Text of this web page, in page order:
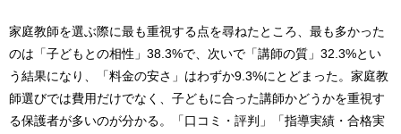
家庭教師を選ぶ際に最も重視する点を尋ねたところ、最も多かった
のは「子どもとの相性」38.3%で、次いで「講師の質」32.3%とい
う結果になり、「料金の安さ」はわずか9.3%にとどまった。家庭教
師選びでは費用だけでなく、子どもに合った講師かどうかを重視す
る保護者が多いのが分かる。「口コミ・評判」「指導実績・合格実